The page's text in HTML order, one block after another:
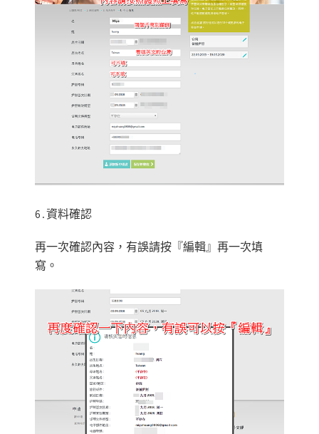
6.資料確認
再一次確認內容，有誤請按『編輯』再一次填
寫。